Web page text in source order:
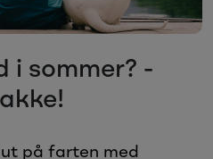
i sommer? -
på farten med